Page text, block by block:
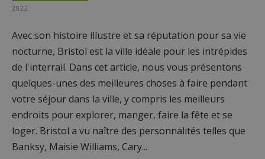
2022
Avec son histoire illustre et sa réputation pour sa vie
nocturne, Bristol est la ville idéale pour les intrépides
de l'interrail. Dans cet article, nous vous présentons
quelques-unes des meilleures choses à faire pendant
votre séjour dans la ville, y compris les meilleurs
endroits pour explorer, manger, faire la fête et se
loger. Bristol a vu naître des personnalités telles que
Banksy, Maisie Williams, Cary...